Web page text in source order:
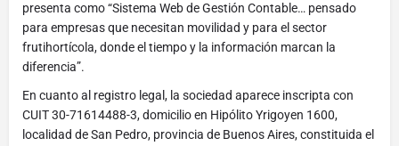
presenta como “Sistema Web de Gestión Contable… pensado
para empresas que necesitan movilidad y para el sector
frutihortícola, donde el tiempo y la información marcan la
diferencia”.
En cuanto al registro legal, la sociedad aparece inscripta con
CUIT 30-71614488-3, domicilio en Hipólito Yrigoyen 1600,
localidad de San Pedro, provincia de Buenos Aires, constituida el